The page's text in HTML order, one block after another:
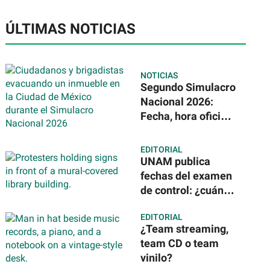
ÚLTIMAS NOTICIAS
NOTICIAS
Segundo Simulacro
Nacional 2026:
Fecha, hora oficial
escenarios
sísmicos en
México
EDITORIAL
UNAM publica
fechas del examen
de control: ¿cuándo
será?
EDITORIAL
¿Team streaming,
team CD o team
vinilo?